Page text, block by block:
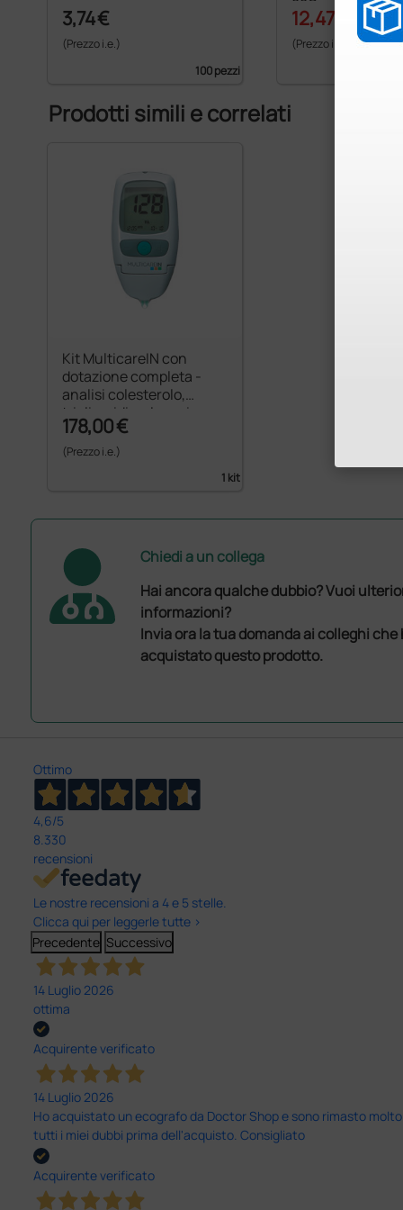
3,74 €
(Prezzo i.e.)
100 pezzi
28G
12,47 € 13,86 €
(Prezzo i.e.)
Prodotti simili e correlati
Kit MulticareIN con
dotazione completa -
analisi colesterolo,
trigliceridi e glucosio
178,00 €
(Prezzo i.e.)
1 kit
Chiedi a un collega
Hai ancora qualche dubbio? Vuoi
informazioni?
Invia ora la tua domanda ai colleghi che
acquistato questo prodotto.
Ottimo
4,6/5
8.330
recensioni
Le nostre recensioni a 4 e 5 stelle.
Clicca qui per leggerle tutte >
Precedente Successivo
14 Luglio 2026
ottima
Acquirente verificato
14 Luglio 2026
Ho acquistato un ecografo da Doctor Shop e sono rimasto
tutti i miei dubbi prima dell'acquisto. Consigliato
Acquirente verificato